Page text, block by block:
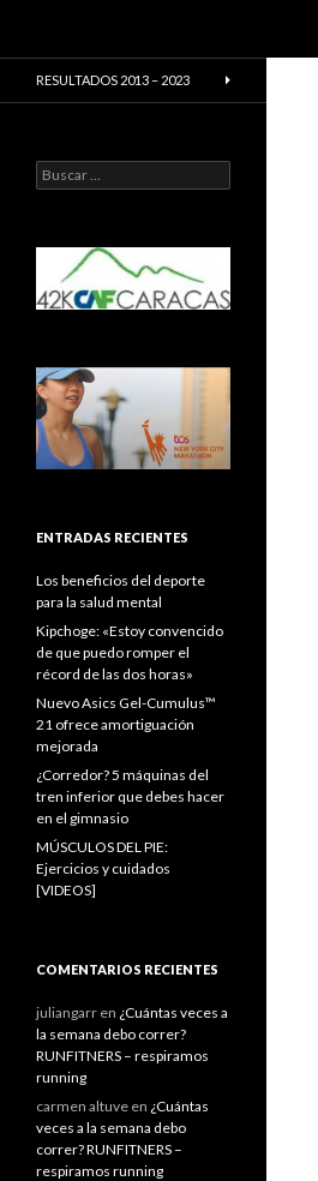
eventos deportivos
RESULTADOS 2013 – 2023
Buscar:
ENTRADAS RECIENTES
Los beneficios del deporte
para la salud mental
Kipchoge: «Estoy convencido
de que puedo romper el
récord de las dos horas»
Nuevo Asics Gel-Cumulus™
21 ofrece amortiguación
mejorada
¿Corredor? 5 máquinas del
tren inferior que debes hacer
en el gimnasio
MÚSCULOS DEL PIE:
Ejercicios y cuidados
[VIDEOS]
COMENTARIOS RECIENTES
juliangarr en ¿Cuántas veces a
la semana debo correr?
RUNFITNERS – respiramos
running
carmen altuve en ¿Cuántas
veces a la semana debo
correr? RUNFITNERS –
respiramos running